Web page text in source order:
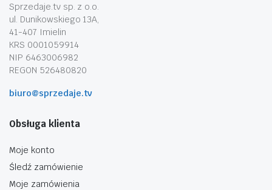
Sprzedaje.tv sp. z o.o.
ul. Dunikowskiego 13A,
41-407 Imielin
KRS 0001059914
NIP 6463006982
REGON 526480820
biuro@sprzedaje.tv
Obsługa klienta
Moje konto
Śledź zamówienie
Moje zamówienia